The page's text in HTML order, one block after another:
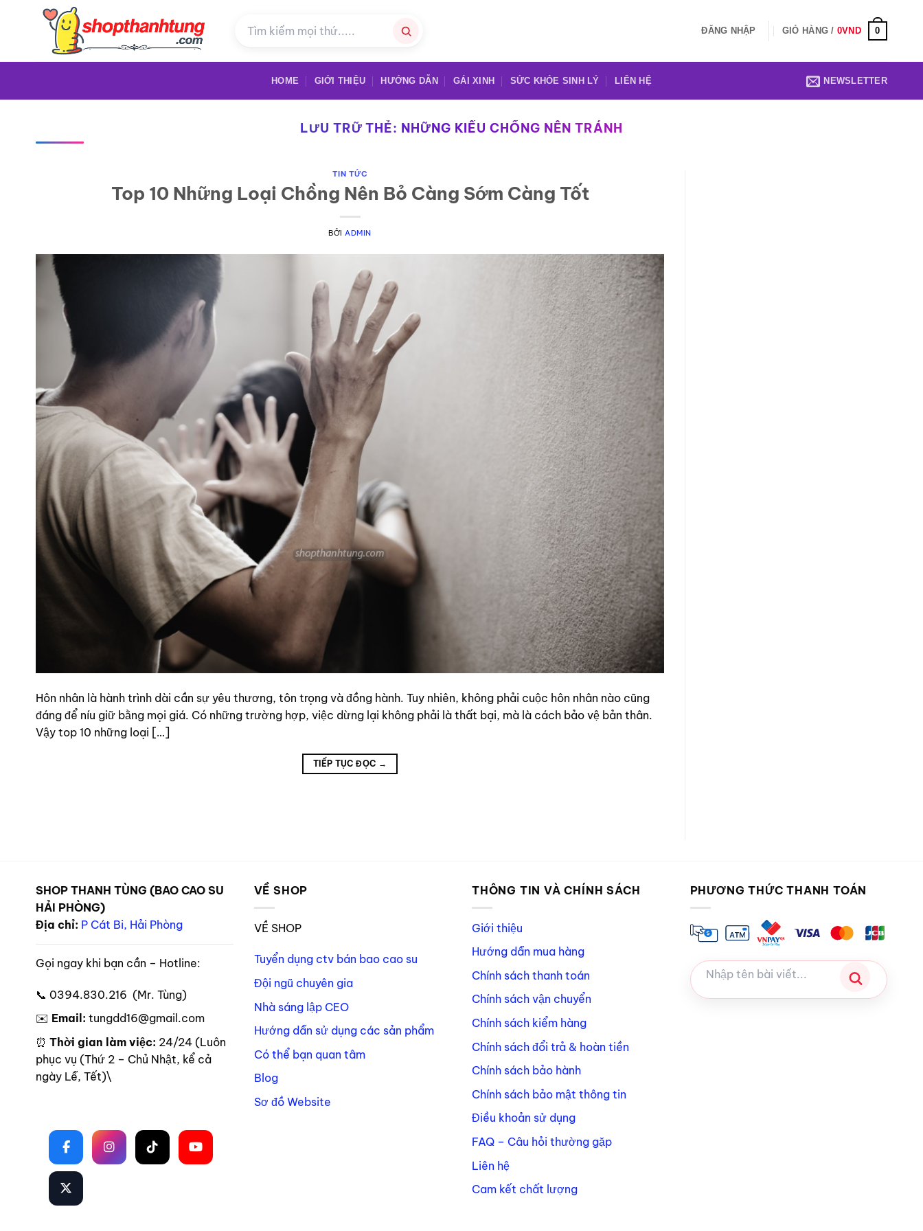
dung
ĐĂNG NHẬP GIỎ HÀNG / 0VND 0
HOME GIỚI THIỆU HƯỚNG DẪN GÁI XINH SỨC KHỎE SINH LÝ LIÊN HỆ NEWSLETTER
LƯU TRỮ THẺ: NHỮNG KIỂU CHỒNG NÊN TRÁNH
TIN TỨC
Top 10 Những Loại Chồng Nên Bỏ Càng Sớm Càng Tốt
BỞI ADMIN
Hôn nhân là hành trình dài cần sự yêu thương, tôn trọng và đồng hành. Tuy nhiên, không phải cuộc hôn nhân nào cũng
đáng để níu giữ bằng mọi giá. Có những trường hợp, việc dừng lại không phải là thất bại, mà là cách bảo vệ bản thân.
Vậy top 10 những loại […]
TIẾP TỤC ĐỌC →
SHOP THANH TÙNG (BAO CAO SU
HẢI PHÒNG)
Địa chỉ: P Cát Bi, Hải Phòng
Gọi ngay khi bạn cần – Hotline:
📞 0394.830.216 (Mr. Tùng)
✉️ Email: tungdd16@gmail.com
⏰ Thời gian làm việc: 24/24 (Luôn
phục vụ (Thứ 2 – Chủ Nhật, kể cả
ngày Lễ, Tết)\
VỀ SHOP
VỀ SHOP
Tuyển dụng ctv bán bao cao su
Đội ngũ chuyên gia
Nhà sáng lập CEO
Hướng dẫn sử dụng các sản phẩm
Có thể bạn quan tâm
Blog
Sơ đồ Website
THÔNG TIN VÀ CHÍNH SÁCH
Giới thiệu
Hướng dẫn mua hàng
Chính sách thanh toán
Chính sách vận chuyển
Chính sách kiểm hàng
Chính sách đổi trả & hoàn tiền
Chính sách bảo hành
Chính sách bảo mật thông tin
Điều khoản sử dụng
FAQ – Câu hỏi thường gặp
Liên hệ
Cam kết chất lượng
PHƯƠNG THỨC THANH TOÁN